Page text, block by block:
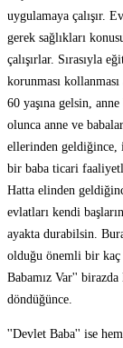
uygulamaya çalışır.
gerek sağlıkları
çalışırlar. Sırasıyla
korunması
60 yaşına gelsin,
olunca anne ve
ellerinden geldiğince,
bir baba ticari
Hatta elinden
evlatları kendi
ayakta durabilsin.
olduğu önemli bir kaç
Babamız Var''
döndüğünce.
''Devlet Baba'' ise